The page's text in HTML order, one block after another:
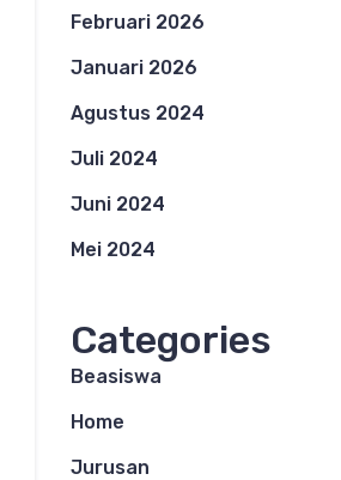
Februari 2026
Januari 2026
Agustus 2024
Juli 2024
Juni 2024
Mei 2024
Categories
Beasiswa
Home
Jurusan